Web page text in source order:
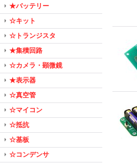
★バッテリー
☆キット
☆トランジスタ
★集積回路
☆カメラ・顕微鏡
★表示器
☆真空管
☆マイコン
☆抵抗
☆基板
☆コンデンサ